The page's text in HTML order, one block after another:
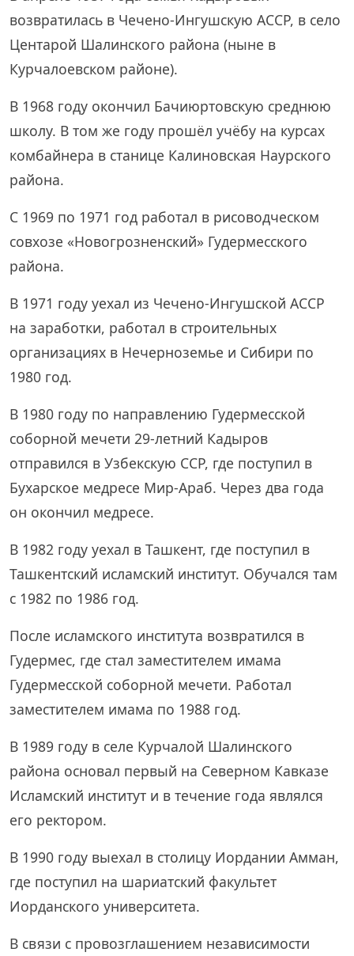
возвратилась в Чечено-Ингушскую АССР, в село
Центарой Шалинского района (ныне в
Курчалоевском районе).
В 1968 году окончил Бачиюртовскую среднюю
школу. В том же году прошёл учёбу на курсах
комбайнера в станице Калиновская Наурского
района.
С 1969 по 1971 год работал в рисоводческом
совхозе «Новогрозненский» Гудермесского
района.
В 1971 году уехал из Чечено-Ингушской АССР
на заработки, работал в строительных
организациях в Нечерноземье и Сибири по
1980 год.
В 1980 году по направлению Гудермесской
соборной мечети 29-летний Кадыров
отправился в Узбекскую ССР, где поступил в
Бухарское медресе Мир-Араб. Через два года
он окончил медресе.
В 1982 году уехал в Ташкент, где поступил в
Ташкентский исламский институт. Обучался там
с 1982 по 1986 год.
После исламского института возвратился в
Гудермес, где стал заместителем имама
Гудермесской соборной мечети. Работал
заместителем имама по 1988 год.
В 1989 году в селе Курчалой Шалинского
района основал первый на Северном Кавказе
Исламский институт и в течение года являлся
его ректором.
В 1990 году выехал в столицу Иордании Амман,
где поступил на шариатский факультет
Иорданского университета.
В связи с провозглашением независимости